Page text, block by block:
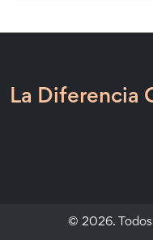
La Diferencia
© 2026. Todos